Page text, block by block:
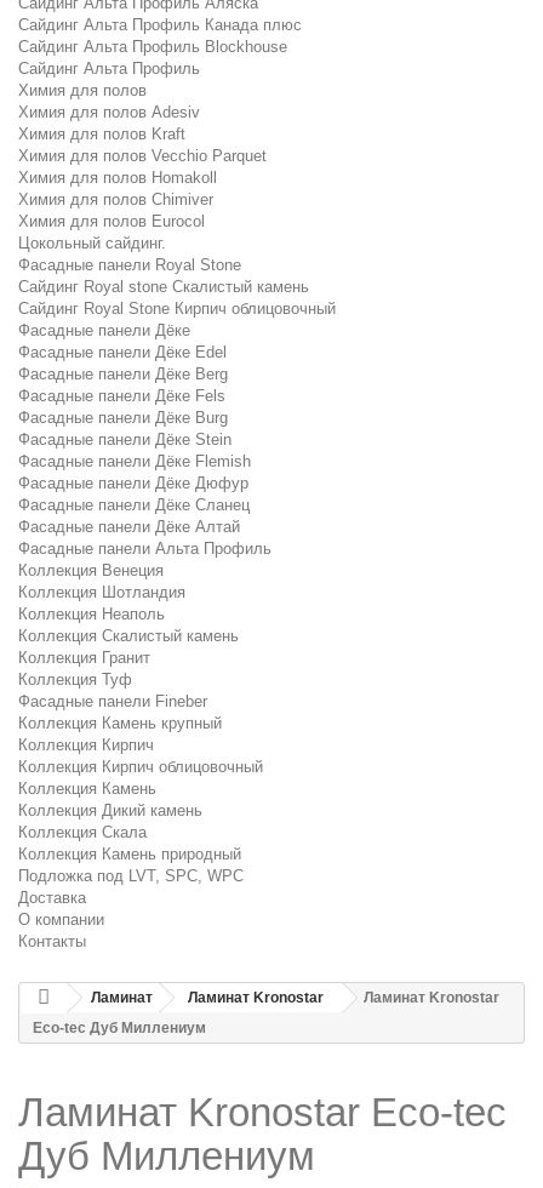
Сайдинг Альта Профиль Канада плюс
Сайдинг Альта Профиль Blockhouse
Сайдинг Альта Профиль
Химия для полов
Химия для полов Adesiv
Химия для полов Kraft
Химия для полов Vecchio Parquet
Химия для полов Homakoll
Химия для полов Chimiver
Химия для полов Eurocol
Цокольный сайдинг.
Фасадные панели Royal Stone
Сайдинг Royal stone Скалистый камень
Сайдинг Royal Stone Кирпич облицовочный
Фасадные панели Дёке
Фасадные панели Дёке Edel
Фасадные панели Дёке Berg
Фасадные панели Дёке Fels
Фасадные панели Дёке Burg
Фасадные панели Дёке Stein
Фасадные панели Дёке Flemish
Фасадные панели Дёке Дюфур
Фасадные панели Дёке Сланец
Фасадные панели Дёке Алтай
Фасадные панели Альта Профиль
Коллекция Венеция
Коллекция Шотландия
Коллекция Неаполь
Коллекция Скалистый камень
Коллекция Гранит
Коллекция Туф
Фасадные панели Fineber
Коллекция Камень крупный
Коллекция Кирпич
Коллекция Кирпич облицовочный
Коллекция Камень
Коллекция Дикий камень
Коллекция Скала
Коллекция Камень природный
Подложка под LVT, SPC, WPC
Доставка
О компании
Контакты
Ламинат Ламинат Kronostar
Ламинат Kronostar
Eco-tec Дуб Миллениум
Ламинат Kronostar Eco-tec
Дуб Миллениум